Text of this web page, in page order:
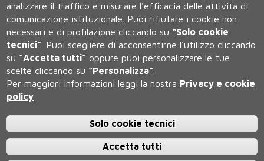
Università degli Studi di Siena
Rettorato, via Banchi di Sotto 55, 53100 Siena ITALIA
P.IVA 00273530527 | C.F. 80002070524 | Caselle Pec:Posta
Elettronica Certificata
0577 235555 (dal lunedì al venerdì dalle 9.30 alle 10.30)
analizzare il traffico e misurare l'efficacia delle attività di
comunicazione istituzionale. Puoi rifiutare i cookie non
necessari e di profilazione cliccando su “Solo cookie
tecnici” Puoi scegliere di acconsentirne l’utilizzo cliccando
su “Accetta tutti” oppure puoi personalizzare le tue
scelte cliccando su “Personalizza”
Per maggiori informazioni leggi la nostra Privacy e cookie
policy
Solo cookie tecnici
Accetta tutti